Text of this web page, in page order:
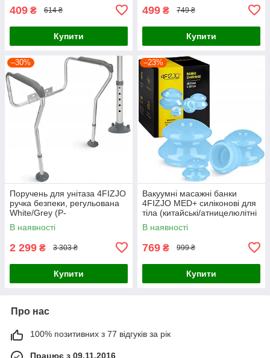
409 ₴ 614 ₴
Купити
499 ₴ 749 ₴
Купити
–30%
Поручень для унітаза 4FIZJO
ручка безпеки, регульована
White/Grey (P-
5905973403443)
В наявності
2 299 ₴ 3 303 ₴
Купити
–23%
Вакуумні масажні банки
4FIZJO MED+ силіконові для
тіла (китайські/атницелюлітні
банки) 4 шт Blue (P-
5907739312341)
В наявності
769 ₴ 999 ₴
Купити
Про нас
100% позитивних з 77 відгуків за рік
Працює з 09.11.2016